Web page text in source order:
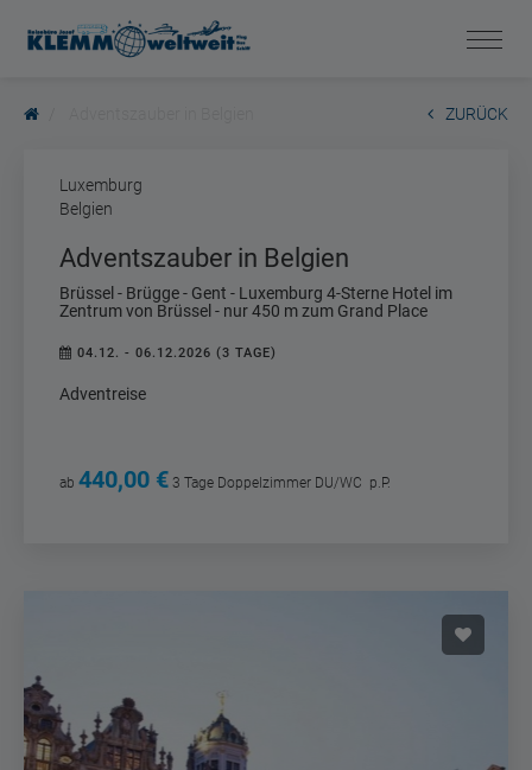
ZURÜCK
Luxemburg
Belgien
Adventszauber in Belgien
Brüssel - Brügge - Gent - Luxemburg 4-Sterne Hotel im
Zentrum von Brüssel - nur 450 m zum Grand Place
04.12. - 06.12.2026 (3 TAGE)
Adventreise
ab 440,00 € 3 Tage Doppelzimmer DU/WC p.P.